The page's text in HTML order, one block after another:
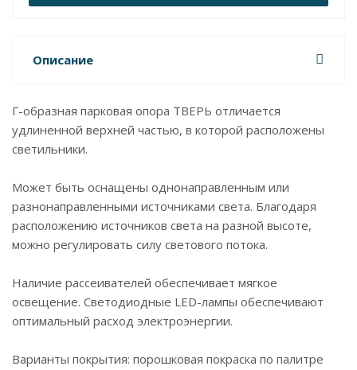
Описание
Г-образная парковая опора ТВЕРЬ отличается
удлиненной верхней частью, в которой расположены
светильники.
Может быть оснащены однонаправленным или
разнонаправленными источниками света. Благодаря
расположению источников света на разной высоте,
можно регулировать силу светового потока.
Наличие рассеивателей обеспечивает мягкое
освещение. Светодиодные LED-лампы обеспечивают
оптимальный расход электроэнергии.
Варианты покрытия: порошковая покраска по палитре